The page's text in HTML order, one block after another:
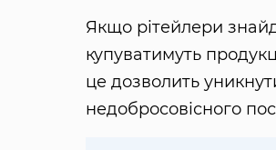
Якщо рітейлери
купуватимуть
це дозволить
недобросовісного